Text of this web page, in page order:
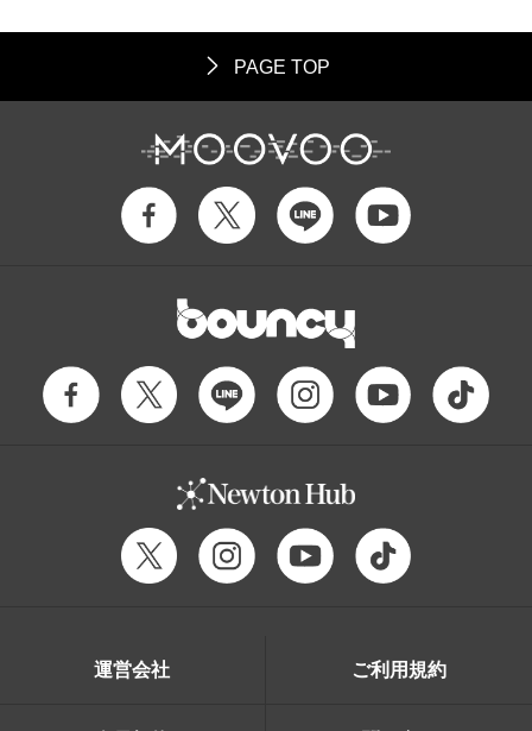
PAGE TOP
運営会社 ご利用規約